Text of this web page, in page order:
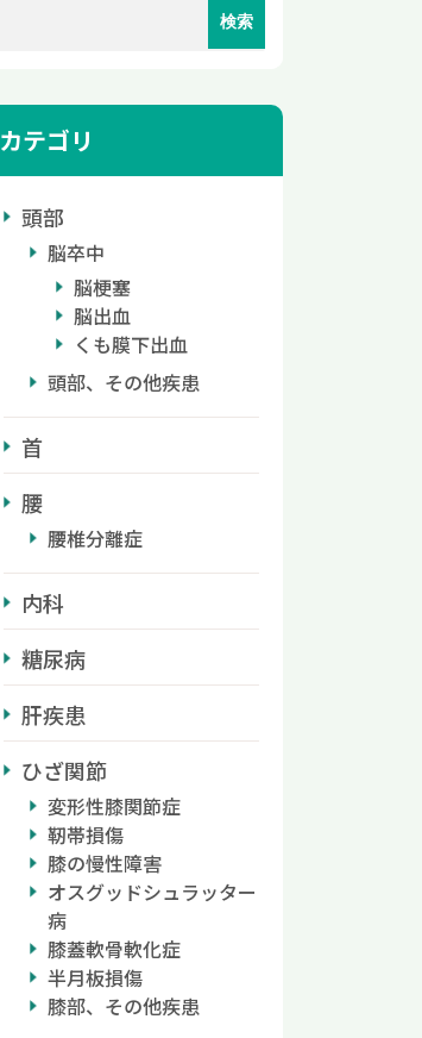
カテゴリ
頭部
脳卒中
脳梗塞
脳出血
くも膜下出血
頭部、その他疾患
首
腰
腰椎分離症
内科
糖尿病
肝疾患
ひざ関節
変形性膝関節症
靭帯損傷
膝の慢性障害
オスグッドシュラッター
病
膝蓋軟骨軟化症
半月板損傷
膝部、その他疾患